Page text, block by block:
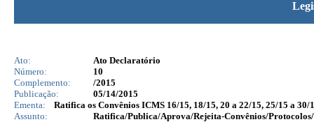
Ato:
Ato Declaratório
Número:
10
Complemento:
/2015
Publicação:
05/14/2015
Ementa:
Ratifica os Convênios ICMS 16/15, 18/15, 20 a 22/15, 25/15 a 30/
Assunto:
Ratifica/Publica/Aprova/Rejeita-Convênios/